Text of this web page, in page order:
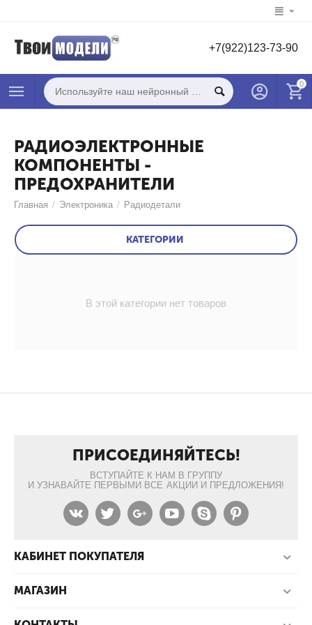
+7(922)123-73-90
0
РАДИОЭЛЕКТРОННЫЕ
КОМПОНЕНТЫ -
ПРЕДОХРАНИТЕЛИ
Главная / Электроника / Радиодетали
КАТЕГОРИИ
В этой категории нет товаров
ПРИСОЕДИНЯЙТЕСЬ!
ВСТУПАЙТЕ К НАМ В ГРУППУ
И УЗНАВАЙТЕ ПЕРВЫМИ ВСЕ АКЦИИ И ПРЕДЛОЖЕНИЯ!
КАБИНЕТ ПОКУПАТЕЛЯ
МАГАЗИН